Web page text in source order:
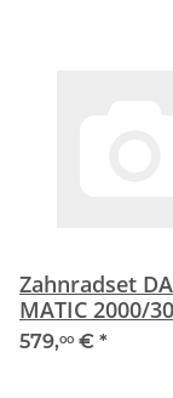
Zahnradset
MATIC 2000/
(Heißabfüll)
579,00 € *